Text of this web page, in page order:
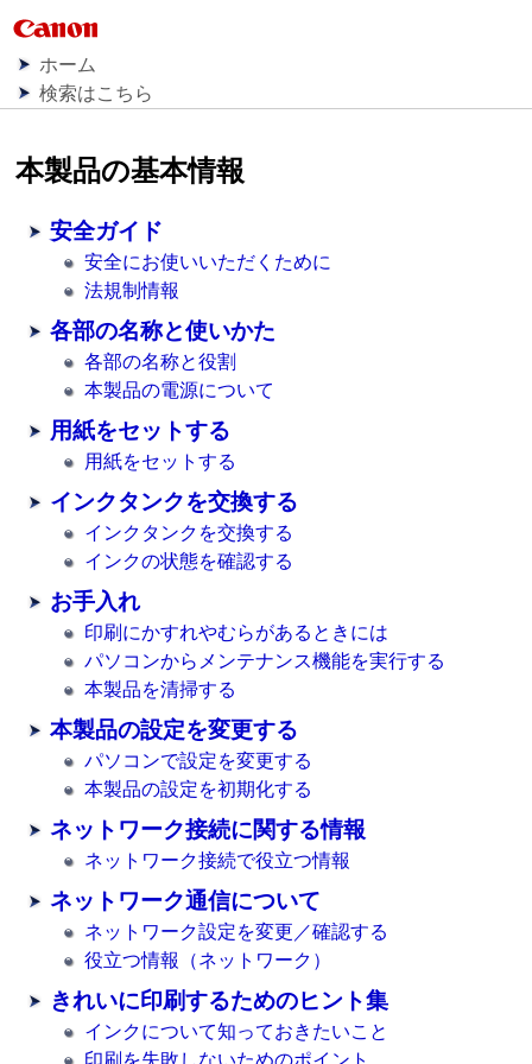
ホーム
検索はこちら
本製品の基本情報
安全ガイド
安全にお使いいただくために
法規制情報
各部の名称と使いかた
各部の名称と役割
本製品の電源について
用紙をセットする
用紙をセットする
インクタンクを交換する
インクタンクを交換する
インクの状態を確認する
お手入れ
印刷にかすれやむらがあるときには
パソコンからメンテナンス機能を実行する
本製品を清掃する
本製品の設定を変更する
パソコンで設定を変更する
本製品の設定を初期化する
ネットワーク接続に関する情報
ネットワーク接続で役立つ情報
ネットワーク通信について
ネットワーク設定を変更／確認する
役立つ情報（ネットワーク）
きれいに印刷するためのヒント集
インクについて知っておきたいこと